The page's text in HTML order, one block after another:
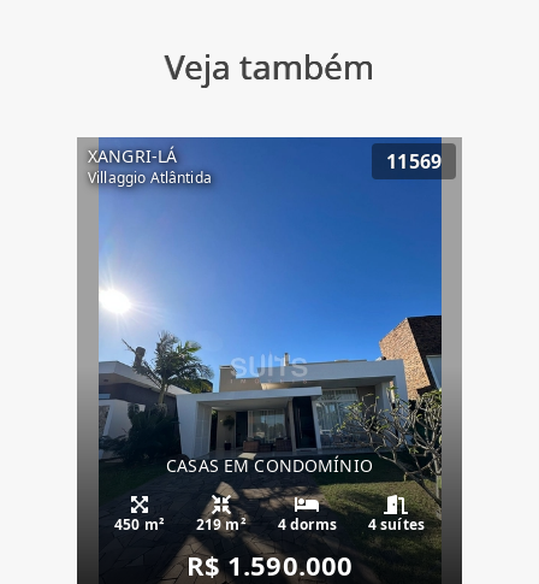
Veja também
XANGRI-LÁ
Villaggio Atlântida
11569
CASAS EM CONDOMÍNIO
450 m² 219 m² 4 dorms 4 suítes
R$ 1.590.000